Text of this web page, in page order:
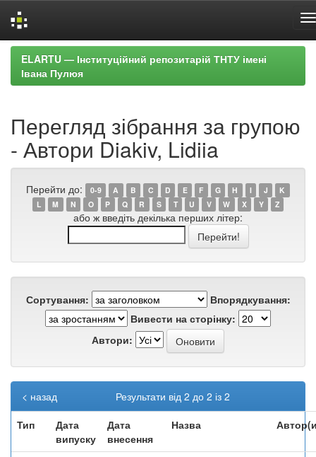
Skip
navigation
ELARTU — Інституційний репозитарій ТНТУ імені
Івана Пулюя
Перегляд зібрання за групою
- Автори Diakiv, Lidiia
Перейти до: 0-9 A B C D E F G H I J
K
L
M N O P Q R S T U V W X Y Z
або ж введіть декілька перших літер:
Сортування:
Впорядкування:
Вивести на сторінку:
Автори:
Результати від 2 до 2 із 2
< назад
Тип
Дата
випуску
Дата
внесення
Назва